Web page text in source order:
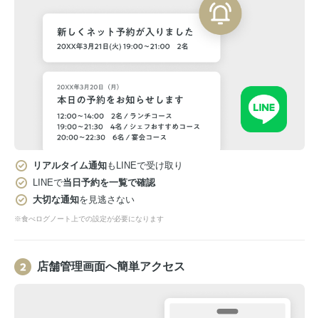
リアルタイム通知もLINEで受け取り
LINEで当日予約を一覧で確認
大切な通知を見逃さない
※食べログノート上での設定が必要になります
店舗管理画面へ簡単アクセス